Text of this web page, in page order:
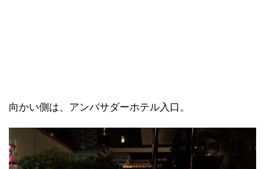
向かい側は、アンバサダーホテル入口。